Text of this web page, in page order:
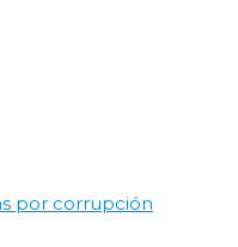
por corrupción